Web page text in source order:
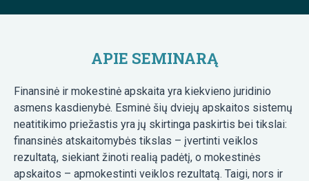
APIE SEMINARĄ
Finansinė ir mokestinė apskaita yra kiekvieno juridinio
asmens kasdienybė. Esminė šių dviejų apskaitos sistemų
neatitikimo priežastis yra jų skirtinga paskirtis bei tikslai:
finansinės atskaitomybės tikslas – įvertinti veiklos
rezultatą, siekiant žinoti realią padėtį, o mokestinės
apskaitos – apmokestinti veiklos rezultatą. Taigi, nors ir